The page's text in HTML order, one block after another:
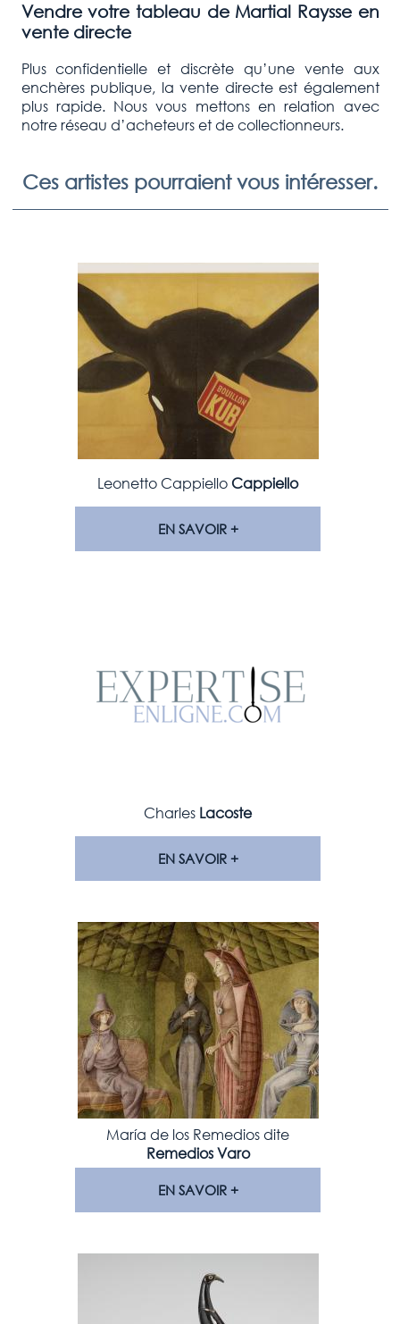
Vendre votre tableau de Martial Raysseen
vente directe
Plus confidentielle et discrète qu’une vente aux
enchères publique, la vente directe est également
plus rapide. Nous vous mettons en relation avec
notre réseau d’acheteurs et de collectionneurs.
Ces artistes pourraient vous intéresser.
Leonetto CappielloCappiello
EN SAVOIR +
Charles Lacoste
EN SAVOIR +
María de los Remedios dite
Remedios Varo
EN SAVOIR +